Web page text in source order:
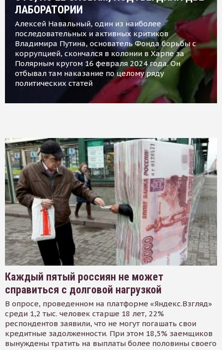
ЛАБОРАТОРИИ
Алексей Навальный, один из наиболее
последовательных и активных критиков
Владимира Путина, основатель Фонда борьбы с
коррупцией, скончался в колонии в Харпе за
Полярным кругом 16 февраля 2024 года. Он
отбывал там наказание по целому ряду
политических статей
Каждый пятый россиян не может
справиться с долговой нагрузкой
В опросе, проведенном на платформе «Яндекс.Взгляд»
среди 1,2 тыс. человек старше 18 лет, 22%
респондентов заявили, что не могут погашать свои
кредитные задолженности. При этом 18,5% заемщиков
вынуждены тратить на выплаты более половины своего